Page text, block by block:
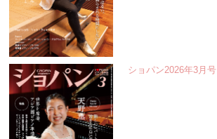
ショパン2026年3月号